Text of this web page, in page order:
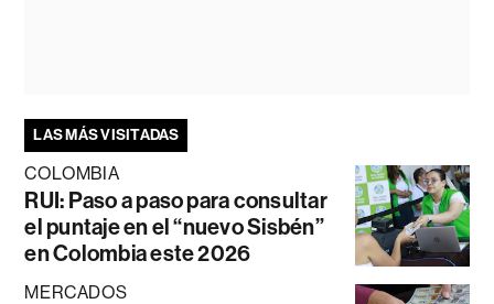
LAS MÁS VISITADAS
COLOMBIA
RUI: Paso a paso para consultar
el puntaje en el “nuevo Sisbén”
en Colombia este 2026
MERCADOS